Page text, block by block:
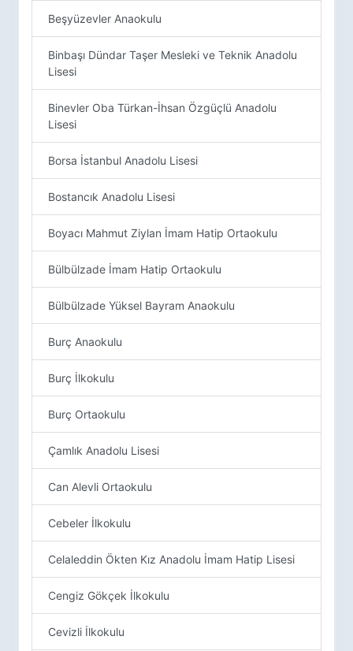
Beşyüzevler Anaokulu
Binbaşı Dündar Taşer Mesleki ve Teknik Anadolu
Lisesi
Binevler Oba Türkan-İhsan Özgüçlü Anadolu
Lisesi
Borsa İstanbul Anadolu Lisesi
Bostancık Anadolu Lisesi
Boyacı Mahmut Ziylan İmam Hatip Ortaokulu
Bülbülzade İmam Hatip Ortaokulu
Bülbülzade Yüksel Bayram Anaokulu
Burç Anaokulu
Burç İlkokulu
Burç Ortaokulu
Çamlık Anadolu Lisesi
Can Alevli Ortaokulu
Cebeler İlkokulu
Celaleddin Ökten Kız Anadolu İmam Hatip Lisesi
Cengiz Gökçek İlkokulu
Cevizli İlkokulu